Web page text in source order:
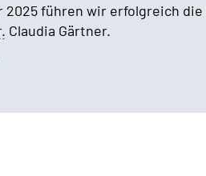
2025 führen wir erfolgreich die
Claudia Gärtner.